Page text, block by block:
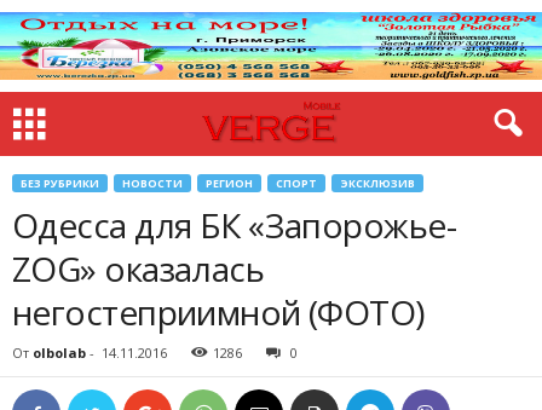
БЕЗ РУБРИКИ НОВОСТИ РЕГИОН СПОРТ ЭКСКЛЮЗИВ
Одесса для БК «Запорожье-
ZOG» оказалась
негостеприимной (ФОТО)
От olbolab - 14.11.2016 1286 0